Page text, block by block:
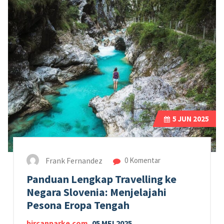
5 JUN 2025
Frank Fernandez 0 Komentar
Panduan Lengkap Travelling ke
Negara Slovenia: Menjelajahi
Pesona Eropa Tengah